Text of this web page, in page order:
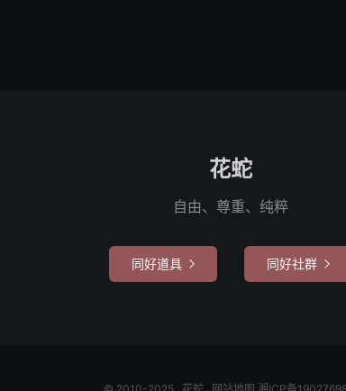
花蛇
自由、尊重、纯粹
同好道具  同好社群 